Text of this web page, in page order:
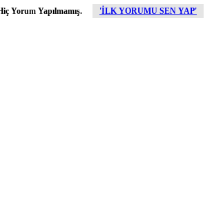
Yorum Yapılmamış. 'İLK YORUMU SEN YAP'